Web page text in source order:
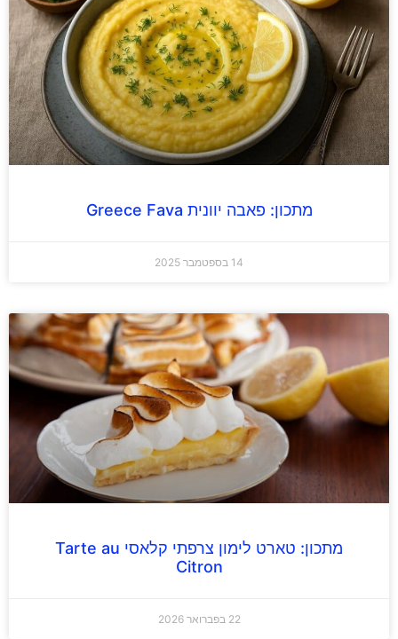
מתכון: פאבה יוונית Greece Fava
מתכון: טארט לימון צרפתי קלאסי Tarte au
Citron